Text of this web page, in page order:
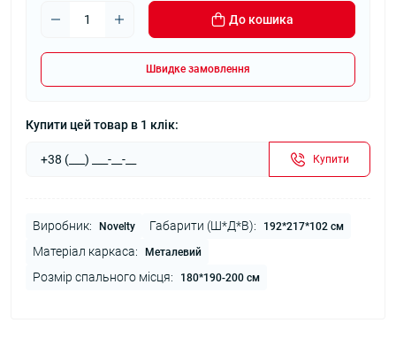
До кошика
Швидке замовлення
Купити цей товар в 1 клік:
Купити
Виробник: Novelty Габарити (Ш*Д*В): 192*217*102 см
Матеріал каркаса: Металевий
Розмір спального місця: 180*190-200 см